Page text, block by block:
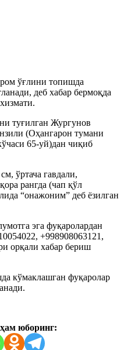
ўғлини топишда
деб хабар бермоқда
туғилган Жургунов
(Оҳангарон тумани
65-уй)дан чиқиб
ўртача гавдали,
рангда (чап қўл
“онажоним” деб ёзилган
эга фуқаролардан
+998908063121,
орқали хабар бериш
кўмаклашган фуқаролар
юборинг: